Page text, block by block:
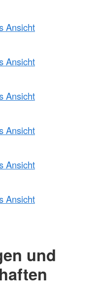
Ansicht
Ansicht
Ansicht
Ansicht
Ansicht
Ansicht
und